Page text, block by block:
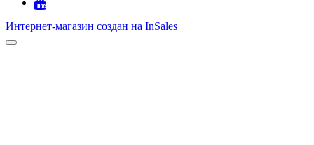
Интернет-магазин создан на InSales